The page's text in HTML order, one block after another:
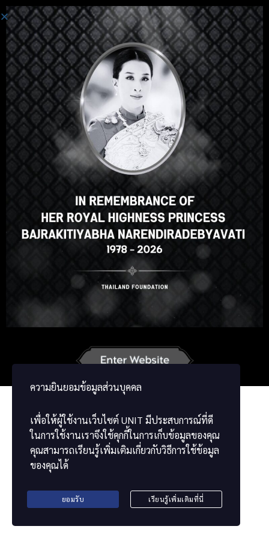
Login
Hey there, great course, right?
Do you like this course?
ENROLL COURSE
ความยินยอมข้อมูลส่วนบุคคล
เพื่อให้ผู้ใช้งานเว็บไซต์ UNIT มีประสบการณ์ที่ดี
ในการใช้งานเราจึงใช้คุกกี้ในการเก็บข้อมูลของคุณ
คุณสามารถเรียนรู้เพิ่มเติมเกี่ยวกับวิธีการใช้ข้อมูล
ของคุณได้
ยอมรับ เรียนรู้เพิ่มเติมที่นี่
Select your language
ภาษาไทย Russian
Japanese German
Chinese
ខ្មែរ